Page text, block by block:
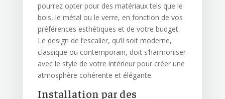
pourrez opter pour des matériaux tels que le
bois, le métal ou le verre, en fonction de vos
préférences esthétiques et de votre budget.
Le design de l’escalier, qu’il soit moderne,
classique ou contemporain, doit s’harmoniser
avec le style de votre intérieur pour créer une
atmosphère cohérente et élégante.
Installation par des